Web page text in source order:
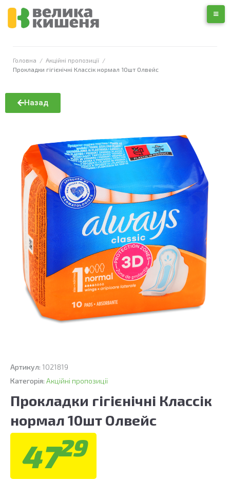
Головна / Акційні пропозиції /
Прокладки гігієнічні Классік нормал 10шт Олвейс
Назад
Артикул: 1021819
Категорія: Акційні пропозиції
Прокладки гігієнічні Классік
нормал 10шт Олвейс
4729